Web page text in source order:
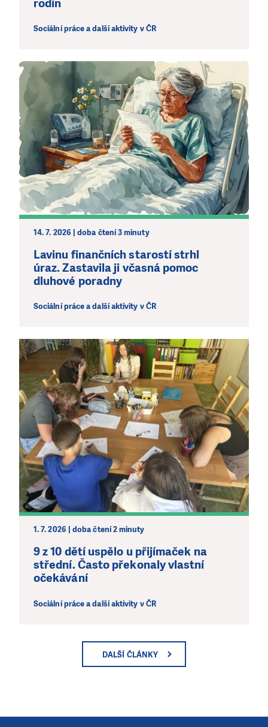
rodin
Sociální práce a další aktivity v ČR
14. 7. 2026 | doba čtení 3 minuty
Lavinu finančních starostí strhl
úraz. Zastavila ji včasná pomoc
dluhové poradny
Sociální práce a další aktivity v ČR
1. 7. 2026 | doba čtení 2 minuty
9 z 10 dětí uspělo u přijímaček na
střední. Často překonaly vlastní
očekávání
Sociální práce a další aktivity v ČR
DALŠÍ ČLÁNKY
PODPOŘTE NÁS!
Abychom mohli pomáhat smysluplně, neobejdeme se
bez Vaší podpory. Ať už se nám rozhodnete pomoci
jedním darem nebo se stanete pravidelným dárcem
Klubu přátel, Vaše dary nám umožní pomoci vždy tam,
kde je to nejvíce potřeba.
DAROVAT DAROVAT PRAVIDELNĚ